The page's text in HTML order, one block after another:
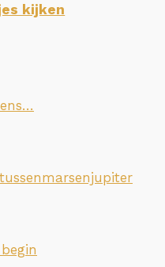
kijken